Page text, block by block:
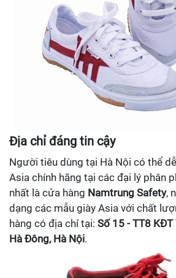
Địa chỉ đáng tin cậy
Người tiêu dùng tại Hà Nội có thể
Asia chính hãng tại các đại lý phân
nhất là cửa hàng Namtrung Safety,
dạng các mẫu giày Asia với chất
hàng có địa chỉ tại: Số 15 - TT8 KĐT
Hà Đông, Hà Nội.